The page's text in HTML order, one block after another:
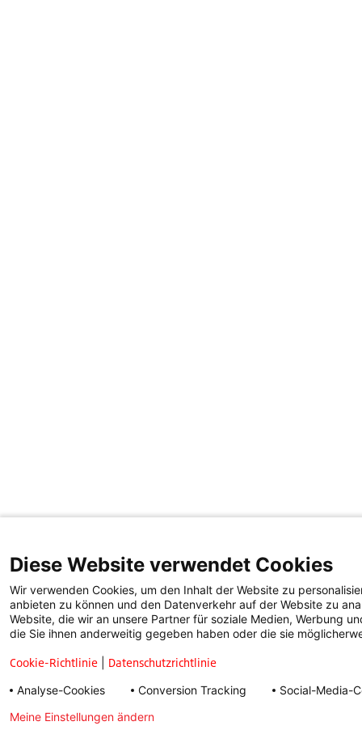
Diese Website verwendet Cookies
Wir verwenden Cookies, um den Inhalt der Website zu
anbieten zu können und den Datenverkehr auf der Website zu
Website, die wir an unsere Partner für soziale Medien, Werbung
die Sie ihnen anderweitig gegeben haben oder die sie
Cookie-Richtlinie
Datenschutzrichtlinie
Analyse-Cookies
Conversion Tracking
Social-Media-
Meine Einstellungen ändern